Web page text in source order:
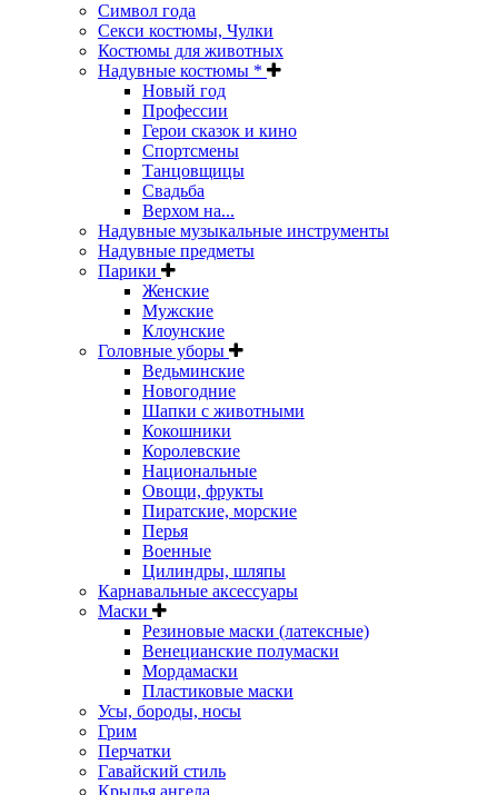
Символ года
Секси костюмы, Чулки
Костюмы для животных
Надувные костюмы *
Новый год
Профессии
Герои сказок и кино
Спортсмены
Танцовщицы
Свадьба
Верхом на...
Надувные музыкальные инструменты
Надувные предметы
Парики
Женские
Мужские
Клоунские
Головные уборы
Ведьминские
Новогодние
Шапки с животными
Кокошники
Королевские
Национальные
Овощи, фрукты
Пиратские, морские
Перья
Военные
Цилиндры, шляпы
Карнавальные аксессуары
Маски
Резиновые маски (латексные)
Венецианские полумаски
Мордамаски
Пластиковые маски
Усы, бороды, носы
Грим
Перчатки
Гавайский стиль
Крылья ангела